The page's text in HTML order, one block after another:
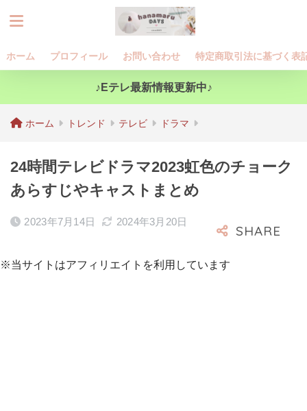
ホーム プロフィール お問い合わせ 特定商取引法に基づく表
♪Eテレ最新情報更新中♪
ホーム トレンド テレビ ドラマ
24時間テレビドラマ2023虹色のチョーク
あらすじやキャストまとめ
2023年7月14日 2024年3月20日
※当サイトはアフィリエイトを利用しています